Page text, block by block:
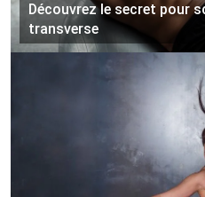
Découvrez le secret pour
transverse